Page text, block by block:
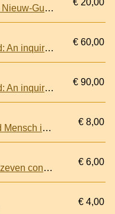
Met de Triton en Iris naar Nieuw-Guinea: De reisverhalen van Justin Modera en Arnoldus Johannes van Delden uit 1828
€ 20,00
Henry Hudson in Holland: An inquiry into the origin and objects of the voyage which led to the discovery of the Hudson River
€ 60,00
Henry Hudson in Holland: An inquiry into the origin and objects of the voyage which led to the discovery of the Hudson River
€ 90,00
Hoher Norden. Natur und Mensch in der Arktis
€ 8,00
IJle horizon: klimmen op zeven continenten
€ 6,00
€ 4,00